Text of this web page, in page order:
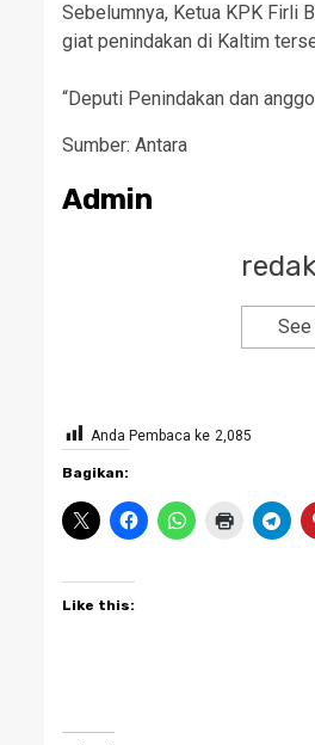
Sebelumnya, Ketua KPK Firli
giat penindakan di Kaltim
“Deputi Penindakan dan
Sumber: Antara
Admin
Anda Pembaca ke 2,085
Bagikan:
Like this: